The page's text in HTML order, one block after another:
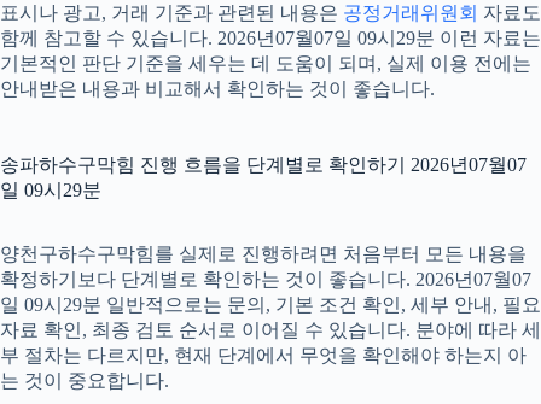
표시나 광고, 거래 기준과 관련된 내용은 공정거래위원회 자료도
함께 참고할 수 있습니다. 2026년07월07일 09시29분 이런 자료는
기본적인 판단 기준을 세우는 데 도움이 되며, 실제 이용 전에는
안내받은 내용과 비교해서 확인하는 것이 좋습니다.
송파하수구막힘 진행 흐름을 단계별로 확인하기 2026년07월07
일 09시29분
양천구하수구막힘를 실제로 진행하려면 처음부터 모든 내용을
확정하기보다 단계별로 확인하는 것이 좋습니다. 2026년07월07
일 09시29분 일반적으로는 문의, 기본 조건 확인, 세부 안내, 필요
자료 확인, 최종 검토 순서로 이어질 수 있습니다. 분야에 따라 세
부 절차는 다르지만, 현재 단계에서 무엇을 확인해야 하는지 아
는 것이 중요합니다.